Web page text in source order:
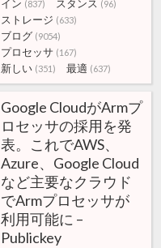
イン (837) スタンス (96)
ストレージ (633)
ブログ (9054)
プロセッサ (167)
新しい (351) 最適 (637)
Google CloudがArmプ
ロセッサの採用を発
表。これでAWS、
Azure、Google Cloud
など主要なクラウド
でArmプロセッサが
利用可能に –
Publickey